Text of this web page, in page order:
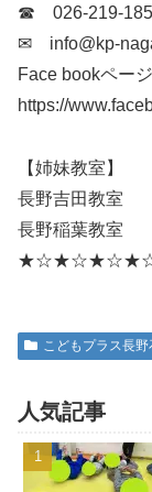
☎ 026-219-
✉ info@kp-
Face bookページ
https://
【姉妹教室】
長野吉田教室
長野稲葉教室
こどもプラス長
人気記事